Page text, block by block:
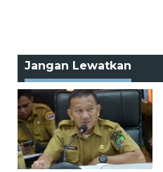
Jangan Lewatkan